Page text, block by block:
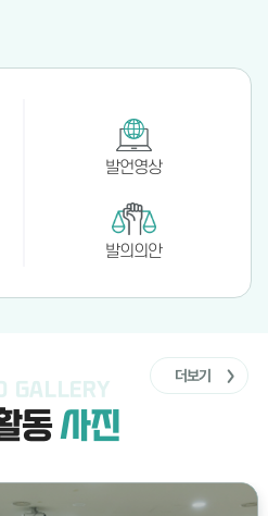
발언영상
발의의안
GALLERY
동사진
더보기